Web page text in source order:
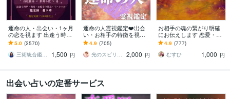
運命の人・出会い・1ヶ月
の恋を視ます 出逢う時
期・場所・お相手の特徴
を三術で読む
5.0 (2570)
三術統合鑑定師 優未華
1,500 円
運命の人霊視鑑定❤️出会
い・お相手の特徴を視ま
す 【出会う時期・タイミ
ング・縁結び】で恋を加
速✨
4.9 (705)
光のスピリットガイド⭐️華（はな）
2,000 円
お相手の魂の繋がり明確
にお伝えします 恋愛・気
になる人、職場、家族な
どの魂の関係生を伝えま
す
4.9 (777)
むすひ
1,000 円
出会い占いの定番サービス